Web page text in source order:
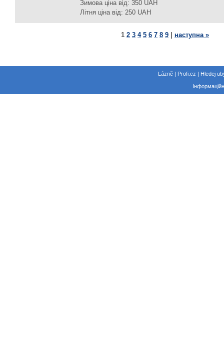
Зимова ціна від: 350 UAH
Літня ціна від: 250 UAH
1 2 3 4 5 6 7 8 9 наступна »
Lázně | Profi.cz | Hledej